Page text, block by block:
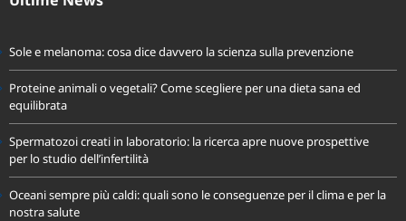
Ultime News
Sole e melanoma: cosa dice davvero la scienza sulla prevenzione
Proteine animali o vegetali? Come scegliere per una dieta sana ed
equilibrata
Spermatozoi creati in laboratorio: la ricerca apre nuove prospettive
per lo studio dell’infertilità
Oceani sempre più caldi: quali sono le conseguenze per il clima e per la